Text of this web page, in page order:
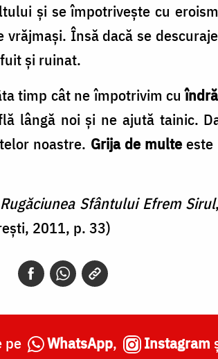
și se împotrivește cu
Însă dacă se
și ruinat.
timp cât ne împotrivim cu
lângă noi și ne ajută tainic.
noastre. Grija de multe este
Sfântului Efrem Sirul
2011, p. 33)
pe WhatsApp, Instagram